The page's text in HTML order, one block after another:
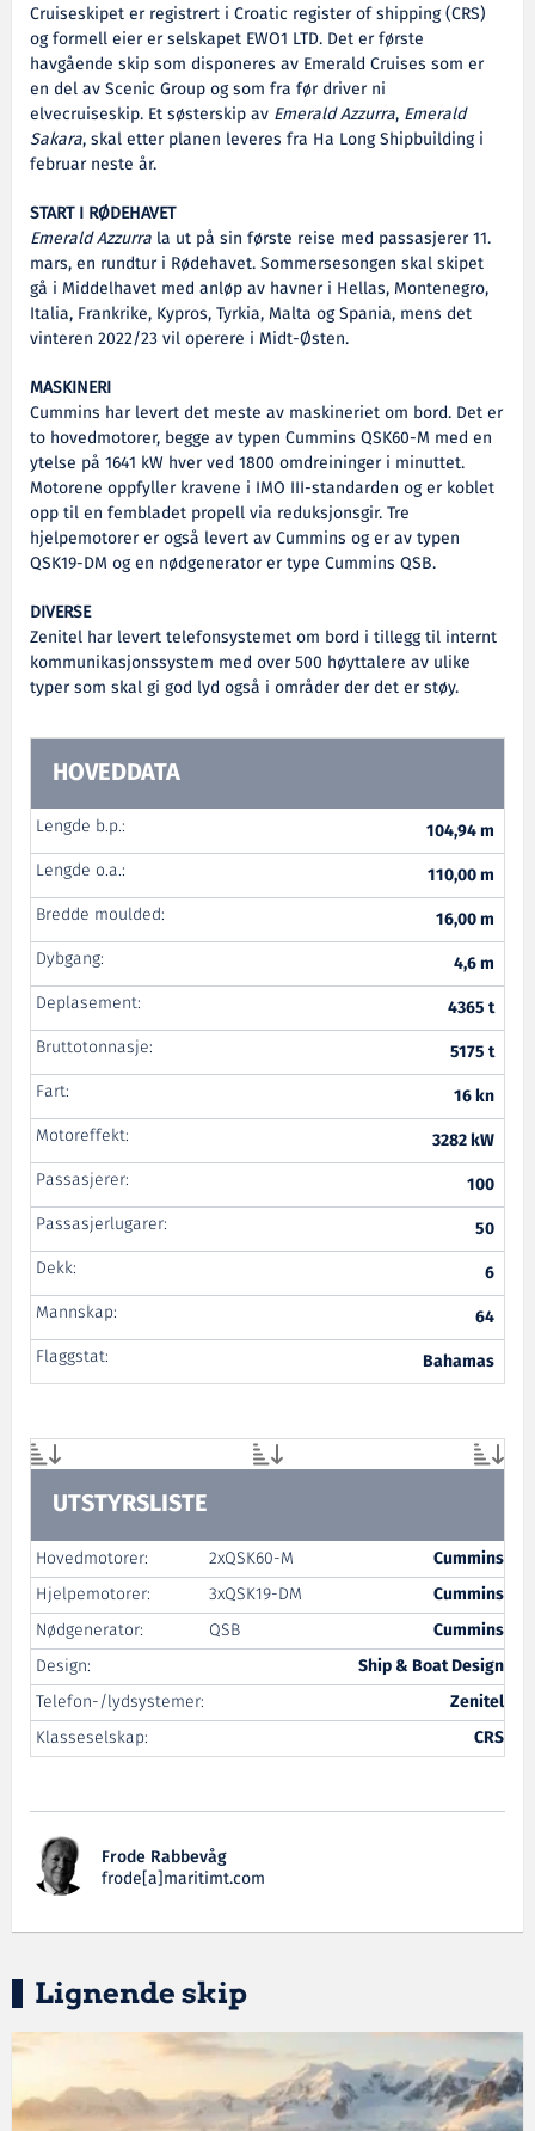
Cruiseskipet er registrert i Croatic register of shipping (CRS)
og formell eier er selskapet EWO1 LTD. Det er første
havgående skip som disponeres av Emerald Cruises som er
en del av Scenic Group og som fra før driver ni
elvecruiseskip. Et søsterskip av Emerald Azzurra, Emerald
Sakara, skal etter planen leveres fra Ha Long Shipbuilding i
februar neste år.
START I RØDEHAVET
Emerald Azzurra la ut på sin første reise med passasjerer 11.
mars, en rundtur i Rødehavet. Sommersesongen skal skipet
gå i Middelhavet med anløp av havner i Hellas, Montenegro,
Italia, Frankrike, Kypros, Tyrkia, Malta og Spania, mens det
vinteren 2022/23 vil operere i Midt-Østen.
MASKINERI
Cummins har levert det meste av maskineriet om bord. Det er
to hovedmotorer, begge av typen Cummins QSK60-M med en
ytelse på 1641 kW hver ved 1800 omdreininger i minuttet.
Motorene oppfyller kravene i IMO III-standarden og er koblet
opp til en fembladet propell via reduksjonsgir. Tre
hjelpemotorer er også levert av Cummins og er av typen
QSK19-DM og en nødgenerator er type Cummins QSB.
DIVERSE
Zenitel har levert telefonsystemet om bord i tillegg til internt
kommunikasjonssystem med over 500 høyttalere av ulike
typer som skal gi god lyd også i områder der det er støy.
HOVEDDATA
Lengde b.p.:
104,94 m
Lengde o.a.:
110,00 m
Bredde moulded:
16,00 m
Dybgang:
4,6 m
Deplasement:
4365 t
Bruttotonnasje:
5175 t
Fart:
16 kn
Motoreffekt:
3282 kW
Passasjerer:
100
Passasjerlugarer:
50
Dekk:
6
Mannskap:
64
Flaggstat:
Bahamas
UTSTYRSLISTE
Hovedmotorer: 2xQSK60-M
Cummins
Hjelpemotorer:
3xQSK19-DM
Cummins
Nødgenerator:
QSB
Cummins
Design:
Ship & Boat Design
Telefon-/lydsystemer:
Zenitel
Klasseselskap:
CRS
Frode Rabbevåg
frode[a]maritimt.com
Lignende skip